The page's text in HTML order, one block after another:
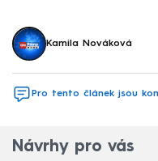
Kamila Nováková
Pro tento článek jsou
Návrhy pro vás